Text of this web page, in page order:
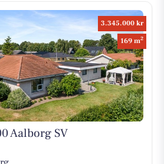
3.345.000 kr
169 m2
Aalborg SV